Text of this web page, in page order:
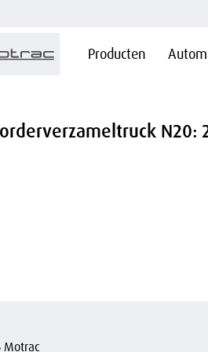
Producten
N20: